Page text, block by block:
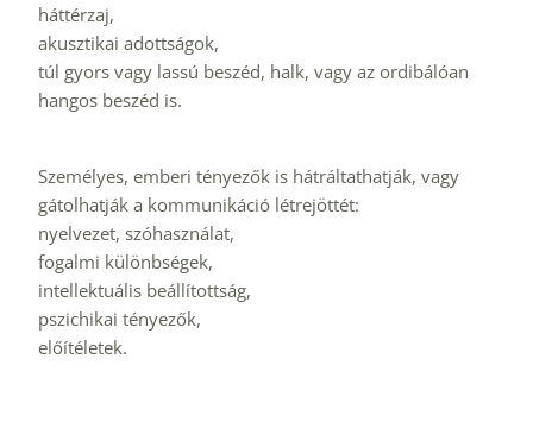
háttérzaj,
akusztikai adottságok,
túl gyors vagy lassú beszéd, halk, vagy az ordibálóan
hangos beszéd is.
Személyes, emberi tényezők is hátráltathatják, vagy
gátolhatják a kommunikáció létrejöttét:
nyelvezet, szóhasználat,
fogalmi különbségek,
intellektuális beállítottság,
pszichikai tényezők,
előítéletek.